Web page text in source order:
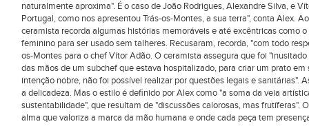
naturalmente aproxima". É o caso de João Rodrigues, Alexandre Silva, e
Portugal, como nos apresentou Trás-os-Montes, a sua terra", conta Alex.
ceramista recorda algumas histórias memoráveis e até excêntricas como
feminino para ser usado sem talheres. Recusaram, recorda, "com todo
os-Montes para o chef Vítor Adão. O ceramista assegura que foi
das mãos de um subchef que estava hospitalizado, para criar um prato
intenção nobre, não foi possível realizar por questões legais e sanitárias".
a delicadeza. Mas o estilo é definido por Alex como "a soma da veia
sustentabilidade", que resultam de "discussões calorosas, mas frutíferas".
alma que valoriza a marca da mão humana e onde cada peça tem